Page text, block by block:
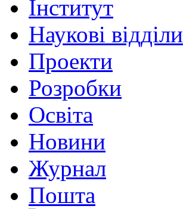
Інститут
Наукові відділи
Проекти
Розробки
Освіта
Новини
Журнал
Пошта